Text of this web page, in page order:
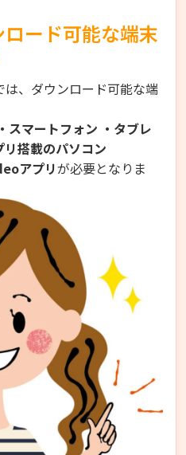
ード可能な端末
、ダウンロード可能な端
・スマートフォン ・タブレ
搭載のパソコン
アプリが必要となりま